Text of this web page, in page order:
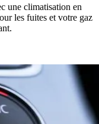
une climatisation en
les fuites et votre gaz